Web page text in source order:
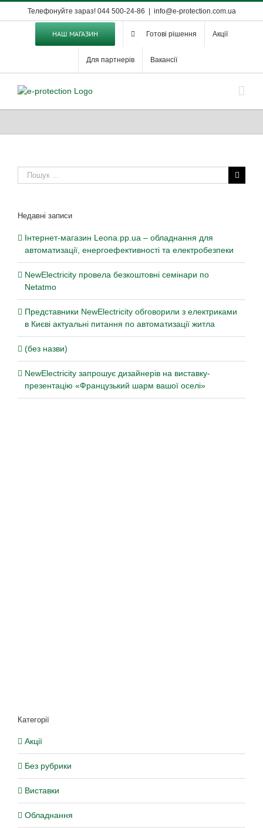
Телефонуйте зараз! 044 500-24-86 info@e-protection.com.ua
НАШ МАГАЗИН Готові рішення Акції
Для партнерів Вакансії
Пошук
...
Недавні записи
Інтернет-магазин Leona.pp.ua – обладнання для
автоматизації, енергоефективності та електробезпеки
NewElectricity провела безкоштовні семінари по
Netatmo
Представники NewElectricity обговорили з електриками
в Києві актуальні питання по автоматизації житла
(без назви)
NewElectricity запрошує дизайнерів на виставку-
презентацію «Французький шарм вашої оселі»
Категорії
Акції
Без рубрики
Виставки
Обладнання